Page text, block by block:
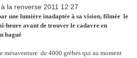
une lumière inadaptée à sa vision, filmée le
heure avant de trouver le cadavre en
bagué
mésaventure de 4000 grèbes qui au moment